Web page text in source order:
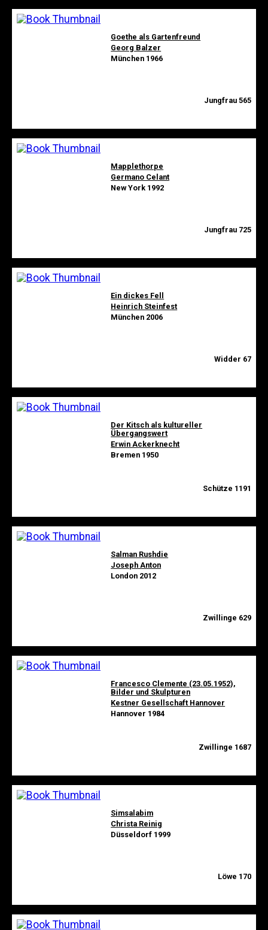
Goethe als Gartenfreund
Georg Balzer
München 1966
Jungfrau 565
Mapplethorpe
Germano Celant
New York 1992
Jungfrau 725
Ein dickes Fell
Heinrich Steinfest
München 2006
Widder 67
Der Kitsch als kultureller
Übergangswert
Erwin Ackerknecht
Bremen 1950
Schütze 1191
Salman Rushdie
Joseph Anton
London 2012
Zwillinge 629
Francesco Clemente (23.05.1952),
Bilder und Skulpturen
Kestner Gesellschaft Hannover
Hannover 1984
Zwillinge 1687
Simsalabim
Christa Reinig
Düsseldorf 1999
Löwe 170